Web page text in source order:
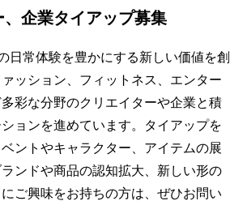
、企業タイアップ募集
日常体験を豊かにする新しい価値を創
ッション、フィットネス、エンター
彩な分野のクリエイターや企業と積
ョンを進めています。タイアップを
ントやキャラクター、アイテムの展
ンドや商品の認知拡大、新しい形の
ご興味をお持ちの方は、ぜひお問い